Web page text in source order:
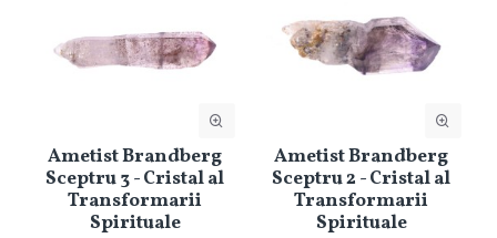
Ametist Brandberg
Sceptru 3 - Cristal al
Transformarii
Spirituale
Ametist Brandberg
Sceptru 2 - Cristal al
Transformarii
Spirituale